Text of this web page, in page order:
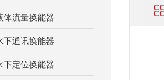
体流量换能器
下通讯换能器
下定位换能器